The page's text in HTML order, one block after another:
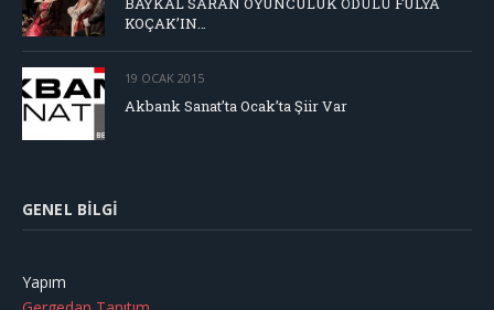
KOÇAK’IN…
19 OCAK 2015
Akbank Sanat’ta Ocak’ta Şiir Var
GENEL BILGI
Yapım